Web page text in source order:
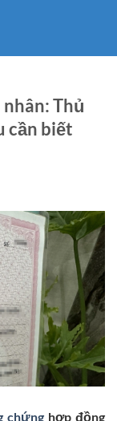
Thủ
cần biết
chứng hợp đồng